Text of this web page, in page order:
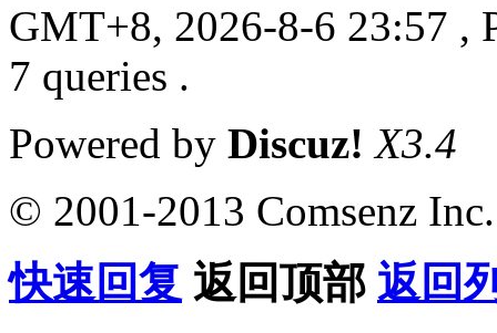
GMT+8, 2026-8-6 23:57 ,
7 queries .
Powered by Discuz! X3.4
© 2001-2013 Comsenz Inc.
快速回复 返回顶部 返回